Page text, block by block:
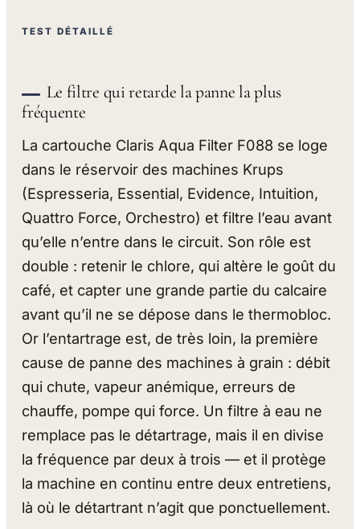
TEST DÉTAILLÉ
Le filtre qui retarde la panne la plus
fréquente
La cartouche Claris Aqua Filter F088 se loge
dans le réservoir des machines Krups
(Espresseria, Essential, Evidence, Intuition,
Quattro Force, Orchestro) et filtre l’eau avant
qu’elle n’entre dans le circuit. Son rôle est
double : retenir le chlore, qui altère le goût du
café, et capter une grande partie du calcaire
avant qu’il ne se dépose dans le thermobloc.
Or l’entartrage est, de très loin, la première
cause de panne des machines à grain : débit
qui chute, vapeur anémique, erreurs de
chauffe, pompe qui force. Un filtre à eau ne
remplace pas le détartrage, mais il en divise
la fréquence par deux à trois — et il protège
la machine en continu entre deux entretiens,
là où le détartrant n’agit que ponctuellement.